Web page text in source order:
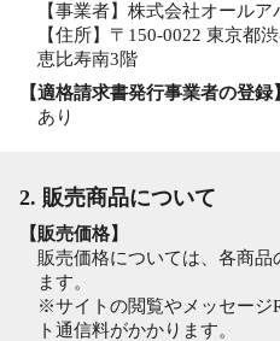
【事業者】株式会社オール
【住所】〒150-0022 東京都
恵比寿南3階
【適格請求書発行事業者の登録】
あり
2. 販売商品について
【販売価格】
販売価格については、各商
ます。
※サイトの閲覧やメッセージ
ト通信料がかかります。